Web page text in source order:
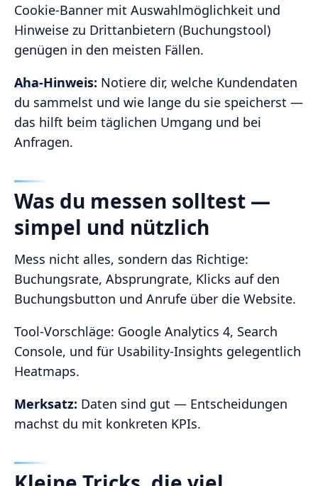
Cookie‑Banner mit Auswahlmöglichkeit und
Hinweise zu Drittanbietern (Buchungstool)
genügen in den meisten Fällen.
Aha‑Hinweis: Notiere dir, welche Kundendaten
du sammelst und wie lange du sie speicherst —
das hilft beim täglichen Umgang und bei
Anfragen.
Was du messen solltest —
simpel und nützlich
Mess nicht alles, sondern das Richtige:
Buchungsrate, Absprungrate, Klicks auf den
Buchungsbutton und Anrufe über die Website.
Tool‑Vorschläge: Google Analytics 4, Search
Console, und für Usability‑Insights gelegentlich
Heatmaps.
Merksatz: Daten sind gut — Entscheidungen
machst du mit konkreten KPIs.